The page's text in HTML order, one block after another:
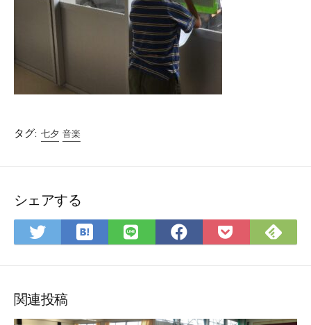
タグ: 七夕 音楽
シェアする
Twitter
で
ア
は
て
ク
LINE
で
Facebook
で
Pocket
に
で
関連投稿